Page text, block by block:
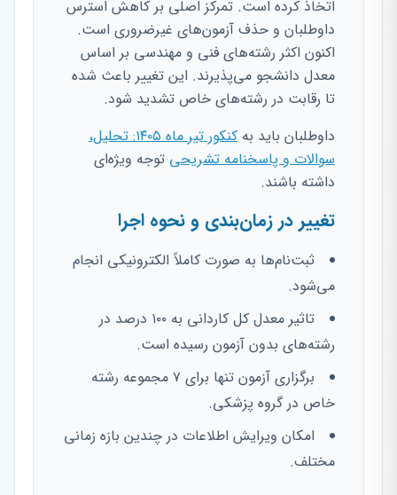
اتخاذ کرده است. تمرکز اصلی بر کاهش استرس
داوطلبان و حذف آزمون‌های غیرضروری است.
اکنون اکثر رشته‌های فنی و مهندسی بر اساس
معدل دانشجو می‌پذیرند. این تغییر باعث شده
تا رقابت در رشته‌های خاص تشدید شود.
داوطلبان باید به
کنکور تیر ماه ۱۴۰۵: تحلیل،
سوالات و پاسخنامه تشریحی توجه ویژه‌ای
داشته باشند.
تغییر در زمان‌بندی و نحوه اجرا
ثبت‌نام‌ها به صورت کاملاً الکترونیکی انجام
می‌شود.
تاثیر معدل کل کاردانی به ۱۰۰ درصد در
رشته‌های بدون آزمون رسیده است.
برگزاری آزمون تنها برای ۷ مجموعه رشته
خاص در گروه پزشکی.
امکان ویرایش اطلاعات در چندین بازه زمانی
مختلف.